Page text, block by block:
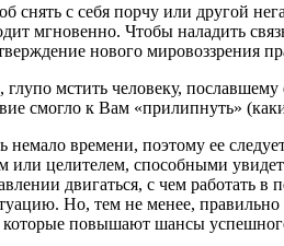
с себя порчу или другой
мгновенно. Чтобы наладить
нового мировоззрения
мстить человеку,
смогло к Вам «прилипнуть»
немало времени, поэтому ее
или целителем, способными
двигаться, с чем работать
Но, тем не менее,
которые повышают шансы